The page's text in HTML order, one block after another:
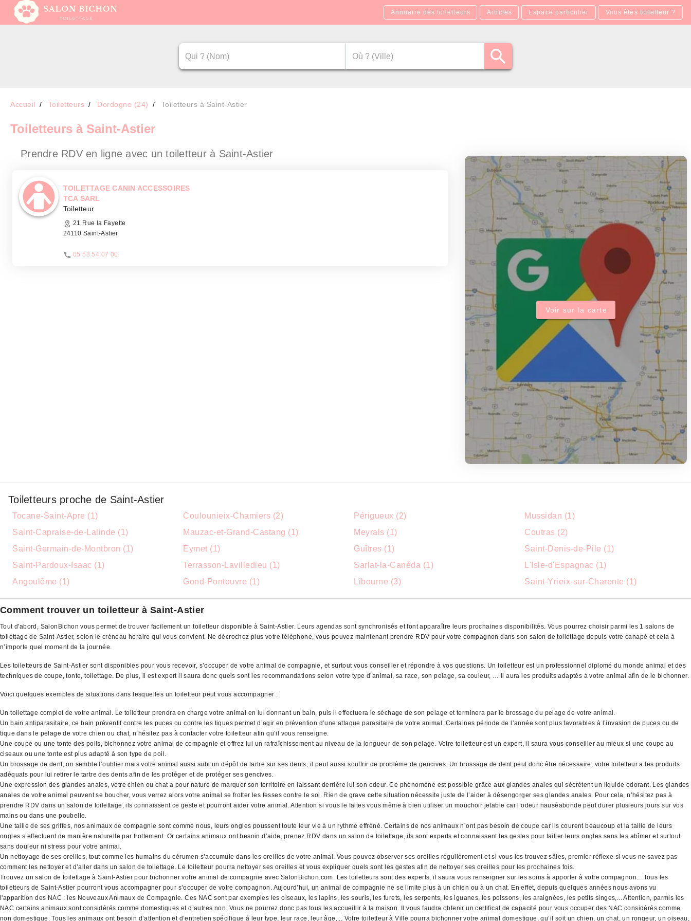
Annuaire des toiletteurs Articles Espace particulier Vous êtes toiletteur ?
Accueil Toiletteurs Dordogne (24) Toiletteurs à Saint-Astier
Toiletteurs à Saint-Astier
Prendre RDV en ligne avec un toiletteur à Saint-Astier
TOILETTAGE CANIN ACCESSOIRES
TCA SARL
Toiletteur
21 Rue la Fayette
24110 Saint-Astier
05 53 54 07 00
Voir sur la carte
Toiletteurs proche de Saint-Astier
Tocane-Saint-Apre (1) Coulounieix-Chamiers (2) Périgueux (2)
Mussidan (1)
Saint-Capraise-de-Lalinde (1)
Mauzac-et-Grand-Castang (1) Meyrals (1)
Coutras (2)
Saint-Germain-de-Montbron (1)
Eymet (1) Guîtres (1)
Saint-Denis-de-Pile (1)
Saint-Pardoux-Isaac (1)
Terrasson-Lavilledieu (1) Sarlat-la-Canéda (1)
L'Isle-d'Espagnac (1)
Angoulême (1)
Gond-Pontouvre (1) Libourne (3) Saint-Yrieix-sur-Charente (1)
Comment trouver un toiletteur à Saint-Astier
Tout d'abord, SalonBichon vous permet de trouver facilement un toiletteur disponible à Saint-Astier. Leurs agendas sont synchronisés et font apparaître leurs prochaines disponibilités. Vous pourrez choisir parmi les 1 salons de
toilettage de Saint-Astier, selon le créneau horaire qui vous convient. Ne décrochez plus votre téléphone, vous pouvez maintenant prendre RDV pour votre compagnon dans son salon de toilettage depuis votre canapé et cela à
n’importe quel moment de la journée.
Les toiletteurs de Saint-Astier sont disponibles pour vous recevoir, s’occuper de votre animal de compagnie, et surtout vous conseiller et répondre à vos questions. Un toiletteur est un professionnel diplomé du monde animal et des
techniques de coupe, tonte, toilettage. De plus, il est expert il saura donc quels sont les recommandations selon votre type d’animal, sa race, son pelage, sa couleur, … Il aura les produits adaptés à votre animal afin de le bichonner.
Voici quelques exemples de situations dans lesquelles un toiletteur peut vous accompagner :
Un toilettage complet de votre animal. Le toiletteur prendra en charge votre animal en lui donnant un bain, puis il effectuera le séchage de son pelage et terminera par le brossage du pelage de votre animal.
Un bain antiparasitaire, ce bain préventif contre les puces ou contre les tiques permet d’agir en prévention d’une attaque parasitaire de votre animal. Certaines période de l’année sont plus favorables à l’invasion de puces ou de
tique dans le pelage de votre chien ou chat, n’hésitez pas à contacter votre toiletteur afin qu’il vous renseigne.
Une coupe ou une tonte des poils, bichonnez votre animal de compagnie et offrez lui un rafraîchissement au niveau de la longueur de son pelage. Votre toiletteur est un expert, il saura vous conseiller au mieux si une coupe au
ciseaux ou une tonte est plus adapté à son type de poil.
Un brossage de dent, on semble l’oublier mais votre animal aussi subi un dépôt de tartre sur ses dents, il peut aussi souffrir de problème de gencives. Un brossage de dent peut donc être nécessaire, votre toiletteur a les produits
adéquats pour lui retirer le tartre des dents afin de les protéger et de protéger ses gencives.
Une expression des glandes anales, votre chien ou chat a pour nature de marquer son territoire en laissant derrière lui son odeur. Ce phénomène est possible grâce aux glandes anales qui sécrètent un liquide odorant. Les glandes
anales de votre animal peuvent se boucher, vous verrez alors votre animal se frotter les fesses contre le sol. Rien de grave cette situation nécessite juste de l’aider à désengorger ses glandes anales. Pour cela, n’hésitez pas à
prendre RDV dans un salon de toilettage, ils connaissent ce geste et pourront aider votre animal. Attention si vous le faites vous même à bien utiliser un mouchoir jetable car l’odeur nauséabonde peut durer plusieurs jours sur vos
mains ou dans une poubelle.
Une taille de ses griffes, nos animaux de compagnie sont comme nous, leurs ongles poussent toute leur vie à un rythme effréné. Certains de nos animaux n’ont pas besoin de coupe car ils courent beaucoup et la taille de leurs
ongles s’effectuent de manière naturelle par frottement. Or certains animaux ont besoin d’aide, prenez RDV dans un salon de toilettage, ils sont experts et connaissent les gestes pour tailler leurs ongles sans les abîmer et surtout
sans douleur ni stress pour votre animal.
Un nettoyage de ses oreilles, tout comme les humains du cérumen s’accumule dans les oreilles de votre animal. Vous pouvez observer ses oreilles régulièrement et si vous les trouvez sâles, premier réflexe si vous ne savez pas
comment les nettoyer et d’aller dans un salon de toilettage. Le toiletteur pourra nettoyer ses oreilles et vous expliquer quels sont les gestes afin de nettoyer ses oreilles pour les prochaines fois.
Trouvez un salon de toilettage à Saint-Astier pour bichonner votre animal de compagnie avec SalonBichon.com. Les toiletteurs sont des experts, il saura vous renseigner sur les soins à apporter à votre compagnon... Tous les
toiletteurs de Saint-Astier pourront vous accompagner pour s’occuper de votre compagnon. Aujourd’hui, un animal de compagnie ne se limite plus à un chien ou à un chat. En effet, depuis quelques années nous avons vu
l'apparition des NAC : les Nouveaux Animaux de Compagnie. Ces NAC sont par exemples les oiseaux, les lapins, les souris, les furets, les serpents, les iguanes, les poissons, les araignées, les petits singes,... Attention, parmis les
NAC certains animaux sont considérés comme domestiques et d’autres non. Vous ne pourrez donc pas tous les accueillir à la maison. Il vous faudra obtenir un certificat de capacité pour vous occuper des NAC considérés comme
non domestique. Tous les animaux ont besoin d’attention et d’entretien spécifique à leur type, leur race, leur âge,... Votre toiletteur à Ville pourra bichonner votre animal domestique, qu’il soit un chien, un chat, un rongeur, un oiseau,